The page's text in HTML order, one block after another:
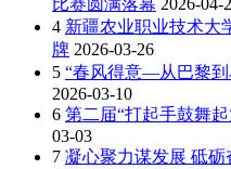
比赛圆满落幕 2026-04-
4 新疆农业职业技术大
牌 2026-03-26
5 “春风得意—从巴黎
2026-03-10
6 第二届“打起手鼓舞
03-03
7 凝心聚力谋发展 砥